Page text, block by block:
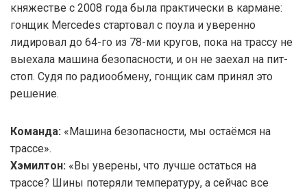
княжестве с 2008 года была практически в кармане:
гонщик Mercedes стартовал с поула и уверенно
лидировал до 64-го из 78-ми кругов, пока на трассу не
выехала машина безопасности, и он не заехал на пит-
стоп. Судя по радиообмену, гонщик сам принял это
решение.
Команда: «Машина безопасности, мы остаёмся на
трассе».
Хэмилтон: «Вы уверены, что лучше остаться на
трассе? Шины потеряли температуру, а сейчас все